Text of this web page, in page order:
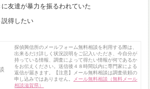
友達が暴力を振るわれていた
得したい
探偵興信所のメールフォーム無料相談を利用する際は、
出来るだけ詳しく状況説明をご記入いただき、今自分が
持っている情報、調査によって得たい情報が何であるか
をお伝えください。送信後４８時間以内に専門家による
返信が届きます。【注意】メール無料相談は調査依頼の
申し込みではありません。
メール無料相談（無料メール
相談滋賀県）